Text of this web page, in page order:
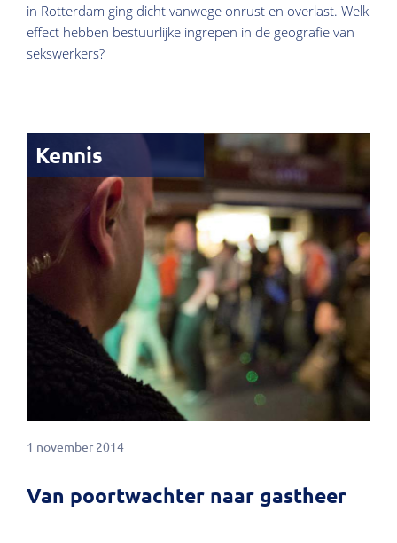
in Rotterdam ging dicht vanwege onrust en overlast. Welk
effect hebben bestuurlijke ingrepen in de geografie van
sekswerkers?
Kennis
1 november 2014
Van poortwachter naar gastheer